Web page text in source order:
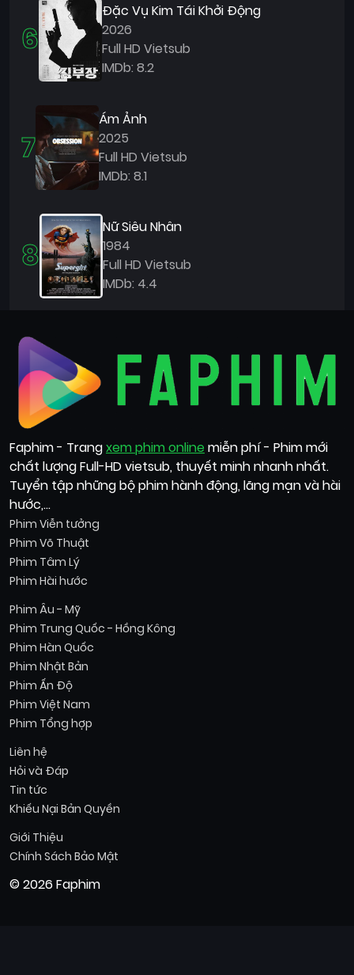
6
Đặc Vụ Kim Tái Khởi Động
2026
Full HD Vietsub
IMDb: 8.2
7
Ám Ảnh
2025
Full HD Vietsub
IMDb: 8.1
8
Nữ Siêu Nhân
1984
Full HD Vietsub
IMDb: 4.4
Faphim - Trangxem phim online miễn phí - Phim mới
chất lượng Full-HD vietsub, thuyết minh nhanh nhất.
Tuyển tập những bộ phim hành động, lãng mạn và hài
hước,...
Phim Viễn tưởng
Phim Võ Thuật
Phim Tâm Lý
Phim Hài hước
Phim Âu - Mỹ
Phim Trung Quốc - Hồng Kông
Phim Hàn Quốc
Phim Nhật Bản
Phim Ấn Độ
Phim Việt Nam
Phim Tổng hợp
Liên hệ
Hỏi và Đáp
Tin tức
Khiếu Nại Bản Quyền
Giới Thiệu
Chính Sách Bảo Mật
© 2026 Faphim